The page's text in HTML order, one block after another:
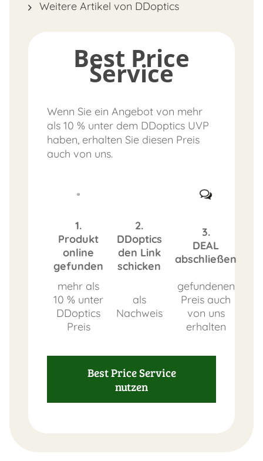
Weitere Artikel von DDoptics
Best Price
Service
Wenn Sie ein Angebot von mehr
als 10 % unter dem DDoptics UVP
haben, erhalten Sie diesen Preis
auch von uns.
1.
Produkt
online
gefunden
2.
DDoptics
den Link
schicken
3.
DEAL
abschließen
mehr als
10 % unter
DDoptics
Preis
als
Nachweis
gefundenen
Preis auch
von uns
erhalten
Best Price Service
nutzen